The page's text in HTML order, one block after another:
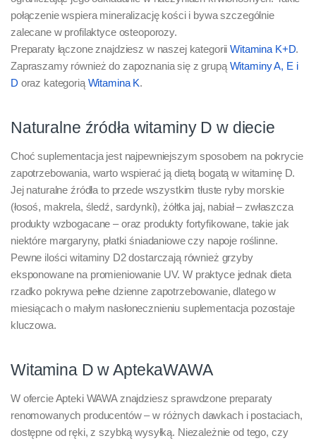
połączenie wspiera mineralizację kości i bywa szczególnie
zalecane w profilaktyce osteoporozy.
Preparaty łączone znajdziesz w naszej kategorii Witamina K+D.
Zapraszamy również do zapoznania się z grupą Witaminy A, E i
D oraz kategorią Witamina K.
Naturalne źródła witaminy D w diecie
Choć suplementacja jest najpewniejszym sposobem na pokrycie
zapotrzebowania, warto wspierać ją dietą bogatą w witaminę D.
Jej naturalne źródła to przede wszystkim tłuste ryby morskie
(łosoś, makrela, śledź, sardynki), żółtka jaj, nabiał – zwłaszcza
produkty wzbogacane – oraz produkty fortyfikowane, takie jak
niektóre margaryny, płatki śniadaniowe czy napoje roślinne.
Pewne ilości witaminy D2 dostarczają również grzyby
eksponowane na promieniowanie UV. W praktyce jednak dieta
rzadko pokrywa pełne dzienne zapotrzebowanie, dlatego w
miesiącach o małym nasłonecznieniu suplementacja pozostaje
kluczowa.
Witamina D w AptekaWAWA
W ofercie Apteki WAWA znajdziesz sprawdzone preparaty
renomowanych producentów – w różnych dawkach i postaciach,
dostępne od ręki, z szybką wysyłką. Niezależnie od tego, czy